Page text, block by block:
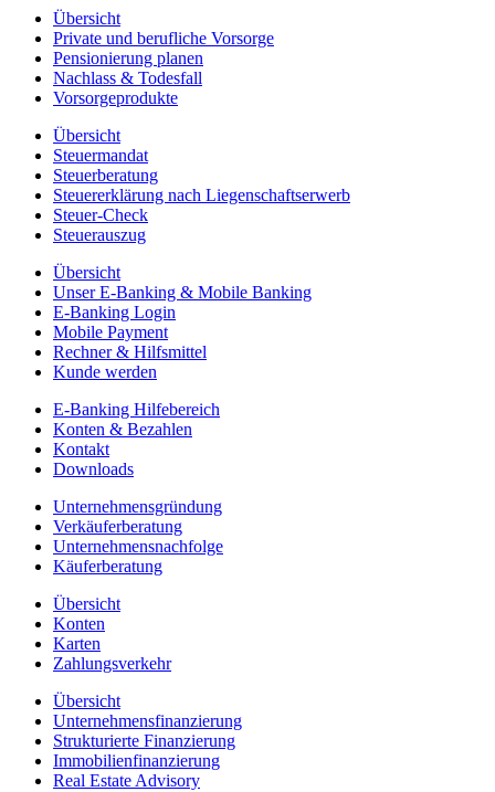
Übersicht
Private und berufliche Vorsorge
Pensionierung planen
Nachlass & Todesfall
Vorsorgeprodukte
Übersicht
Steuermandat
Steuerberatung
Steuererklärung nach Liegenschaftserwerb
Steuer-Check
Steuerauszug
Übersicht
Unser E-Banking & Mobile Banking
E-Banking Login
Mobile Payment
Rechner & Hilfsmittel
Kunde werden
E-Banking Hilfebereich
Konten & Bezahlen
Kontakt
Downloads
Unternehmensgründung
Verkäuferberatung
Unternehmensnachfolge
Käuferberatung
Übersicht
Konten
Karten
Zahlungsverkehr
Übersicht
Unternehmensfinanzierung
Strukturierte Finanzierung
Immobilienfinanzierung
Real Estate Advisory